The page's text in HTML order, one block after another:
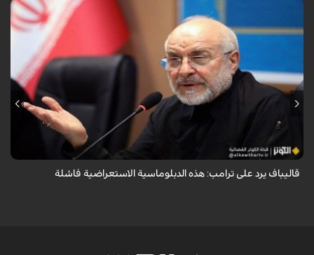
أكد رئيس مجلس الشورى الإسلامي الإيراني أن التصريحات الاستعراضية
والتهديدات المتكررة لم تعد تُجدي نفعاً، واصفاً إياها بالدبلوماسية الفاشلة.
قاليباف يرد على ترامب: هذه الدبلوماسية الاستعراضية فاشلة